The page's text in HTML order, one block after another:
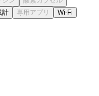
計 Wi-Fi